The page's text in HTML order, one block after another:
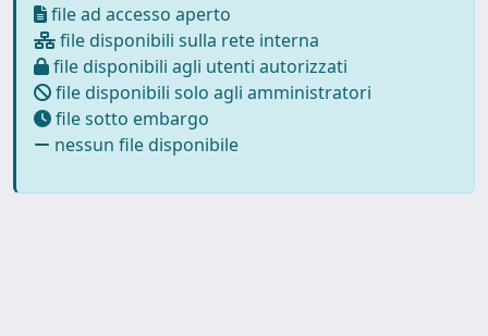
file ad accesso aperto
file disponibili sulla rete interna
file disponibili agli utenti autorizzati
file disponibili solo agli amministratori
file sotto embargo
nessun file disponibile